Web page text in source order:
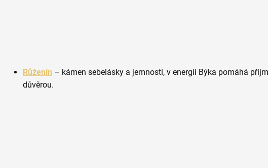
Růženín – kámen sebelásky a jemnosti, v energii Býka pomáhá
důvěrou.